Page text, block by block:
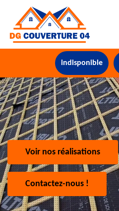
indisponible
Voir nos réalisations
Contactez-nous !